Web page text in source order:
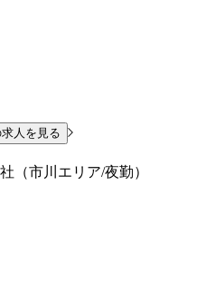
人を見る
（市川エリア/夜勤）